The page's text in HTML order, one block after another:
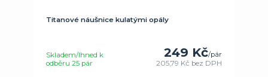
Titanové náušnice kulatými opály
249 Kč/pár
205,79 Kč bez DPH
Skladem/Ihned k
odběru 25 pár